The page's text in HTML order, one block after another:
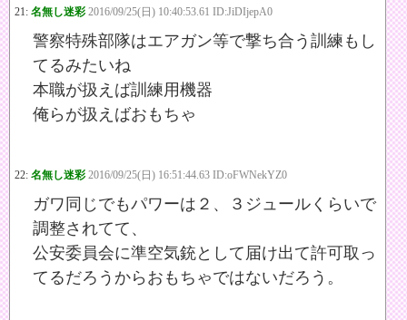
21: 名無し迷彩 2016/09/25(日) 10:40:53.61 ID:JiDIjepA0
警察特殊部隊はエアガン等で撃ち合う訓練もし
てるみたいね
本職が扱えば訓練用機器
俺らが扱えばおもちゃ
22: 名無し迷彩 2016/09/25(日) 16:51:44.63 ID:oFWNekYZ0
ガワ同じでもパワーは２、３ジュールくらいで
調整されてて、
公安委員会に準空気銃として届け出て許可取っ
てるだろうからおもちゃではないだろう。